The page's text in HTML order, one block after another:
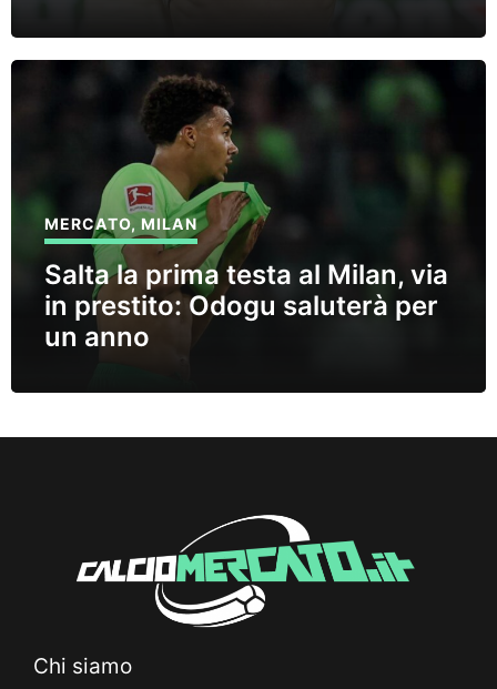
MERCATO, MILAN
Salta la prima testa al Milan, via
in prestito: Odogu saluterà per
un anno
Chi siamo